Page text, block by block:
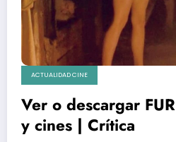
ACTUALIDAD CINE
Ver o descargar
y cines | Crítica